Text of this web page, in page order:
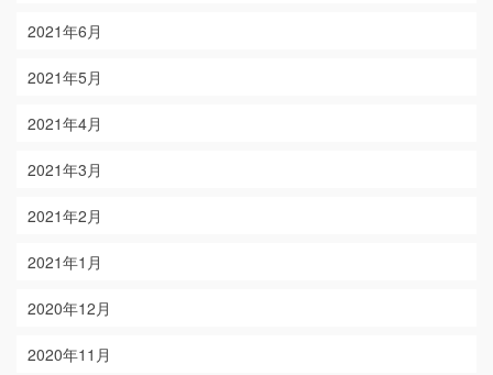
2021年6月
2021年5月
2021年4月
2021年3月
2021年2月
2021年1月
2020年12月
2020年11月